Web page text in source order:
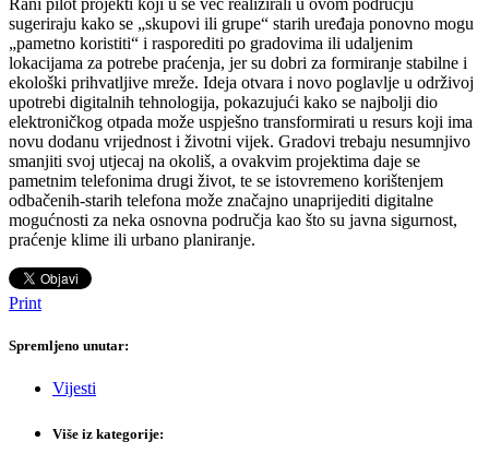
Rani pilot projekti koji u se već realizirali u ovom području
sugeriraju kako se „skupovi ili grupe“ starih uređaja ponovno mogu
„pametno koristiti“ i rasporediti po gradovima ili udaljenim
lokacijama za potrebe praćenja, jer su dobri za formiranje stabilne i
ekološki prihvatljive mreže. Ideja otvara i novo poglavlje u održivoj
upotrebi digitalnih tehnologija, pokazujući kako se najbolji dio
elektroničkog otpada može uspješno transformirati u resurs koji ima
novu dodanu vrijednost i životni vijek. Gradovi trebaju nesumnjivo
smanjiti svoj utjecaj na okoliš, a ovakvim projektima daje se
pametnim telefonima drugi život, te se istovremeno korištenjem
odbačenih-starih telefona može značajno unaprijediti digitalne
mogućnosti za neka osnovna područja kao što su javna sigurnost,
praćenje klime ili urbano planiranje.
Print
Spremljeno unutar:
Vijesti
Više iz kategorije: